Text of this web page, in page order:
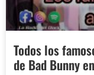
Todos los
de Bad Bunny